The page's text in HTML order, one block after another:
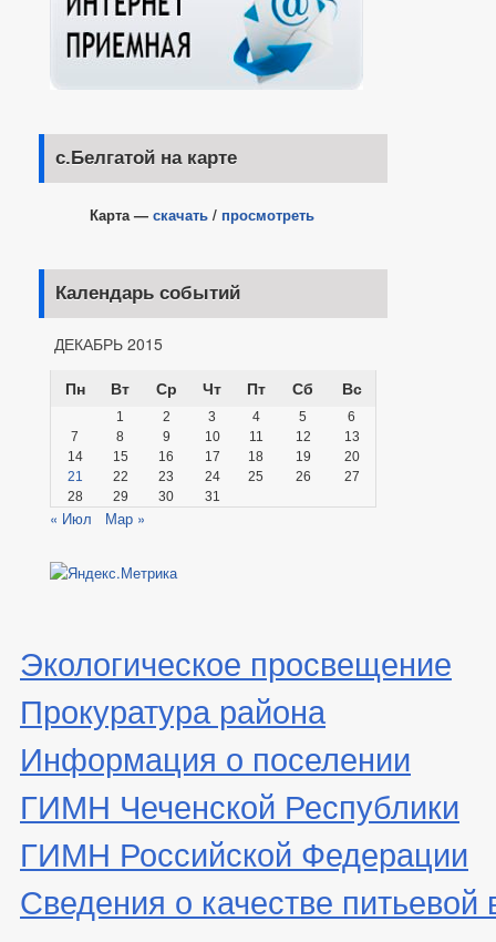
с.Белгатой на карте
Карта — скачать / просмотреть
Календарь событий
ДЕКАБРЬ 2015
Пн
Вт Ср Чт Пт Сб Вс
1 2 3 4 5
6
7
8 9 10 11 12
13
14
15 16 17 18 19
20
21
22 23 24 25 26
27
28
29 30 31
« Июл Мар »
Экологическое просвещение
Прокуратура района
Информация о поселении
ГИМН Чеченской Республики
ГИМН Российской Федерации
Сведения о качестве питьевой